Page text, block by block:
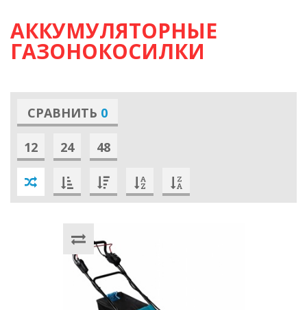
АККУМУЛЯТОРНЫЕ
ГАЗОНОКОСИЛКИ
СРАВНИТЬ 0
12 24 48